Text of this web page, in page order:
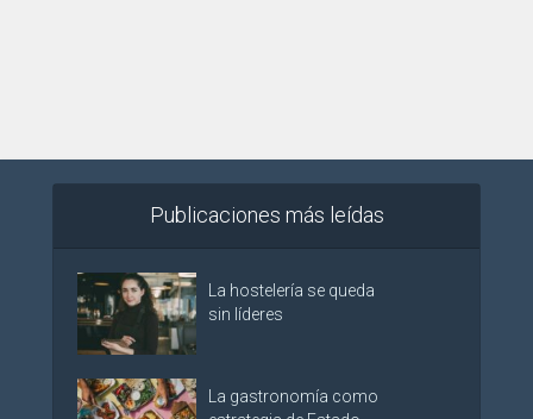
Publicaciones más leídas
La hostelería se queda
sin líderes
La gastronomía como